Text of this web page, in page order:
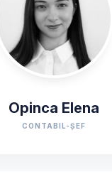
Opinca Elena
CONTABIL-ȘEF